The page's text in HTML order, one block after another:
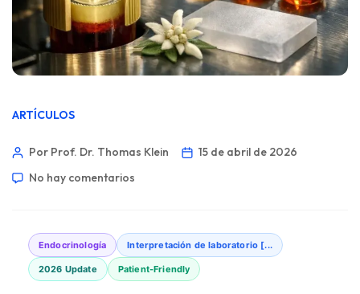
ARTÍCULOS
Por Prof. Dr. Thomas Klein
15 de abril de 2026
No hay comentarios
Endocrinología Interpretación de laboratorio [...
2026 Update Patient-Friendly